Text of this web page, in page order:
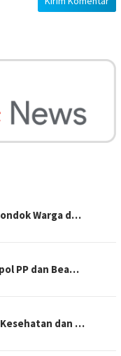
Warga d…
PP dan Bea…
Kesehatan dan …